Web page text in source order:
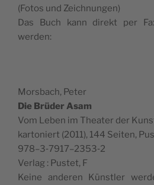
(Fotos und Zeichnungen)
Das Buch kann direkt per
werden:
Mors­bach, Peter
Die Brüder Asam
Vom Leben im The­ater der
kar­toniert (2011), 144 Seit­en,
978–3‑7917–2353‑2
Ver­lag : Pustet, F
Keine anderen Kün­stler